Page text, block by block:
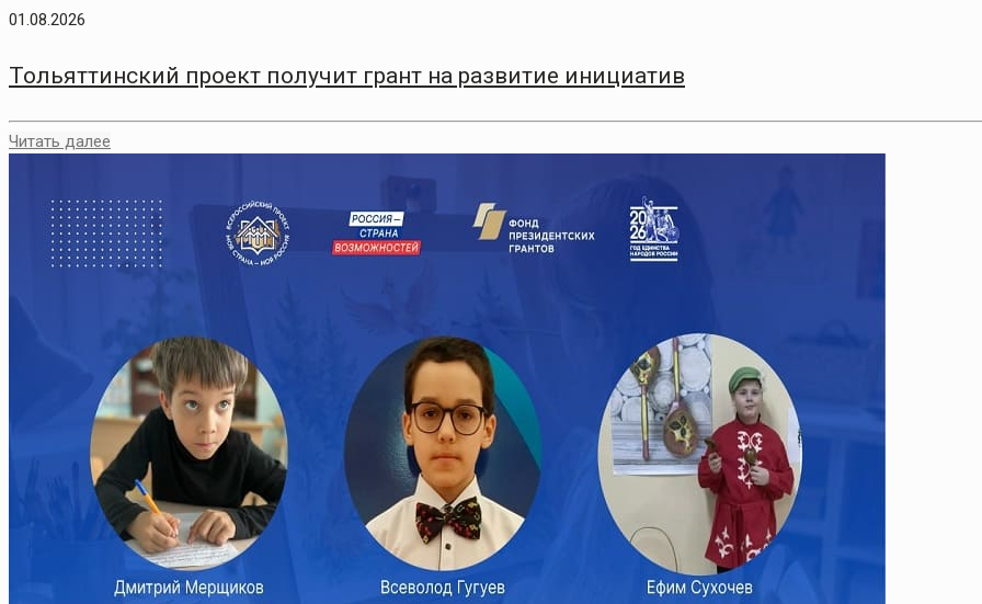
01.08.2026
Тольяттинский проект получит грант на развитие инициатив
Читать далее